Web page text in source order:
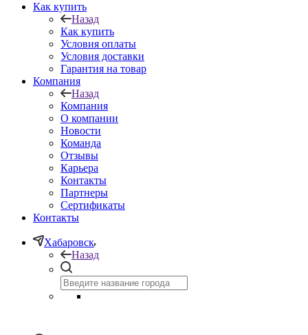
Как купить
Назад
Как купить
Условия оплаты
Условия доставки
Гарантия на товар
Компания
Назад
Компания
О компании
Новости
Команда
Отзывы
Карьера
Контакты
Партнеры
Сертификаты
Контакты
Хабаровск
Назад